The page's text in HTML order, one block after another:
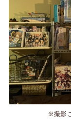
※撮影